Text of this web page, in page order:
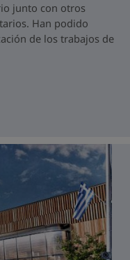
junto con otros
Han podido
de los trabajos de